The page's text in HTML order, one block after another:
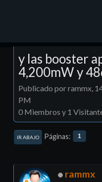
y las booster
4,200mW y
Publicado por rammx,
PM
0 Miembros y 1
IR ABAJO Páginas 1
rammx